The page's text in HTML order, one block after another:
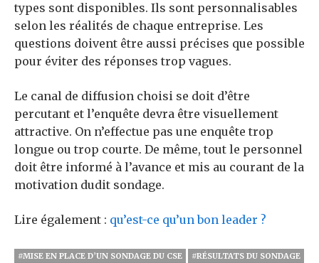
types sont disponibles. Ils sont personnalisables
selon les réalités de chaque entreprise. Les
questions doivent être aussi précises que possible
pour éviter des réponses trop vagues.
Le canal de diffusion choisi se doit d’être
percutant et l’enquête devra être visuellement
attractive. On n’effectue pas une enquête trop
longue ou trop courte. De même, tout le personnel
doit être informé à l’avance et mis au courant de la
motivation dudit sondage.
Lire également : qu’est-ce qu’un bon leader ?
#MISE EN PLACE D’UN SONDAGE DU CSE
#RÉSULTATS DU SONDAGE